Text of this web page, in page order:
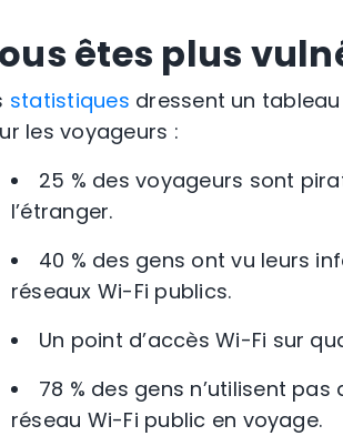
êtes plus
statistiques dressent un
les voyageurs :
25 % des voyageurs sont
l’étranger.
40 % des gens ont vu leurs
réseaux Wi-Fi publics.
Un point d’accès Wi-Fi sur
78 % des gens n’utilisent
réseau Wi-Fi public en voyage.